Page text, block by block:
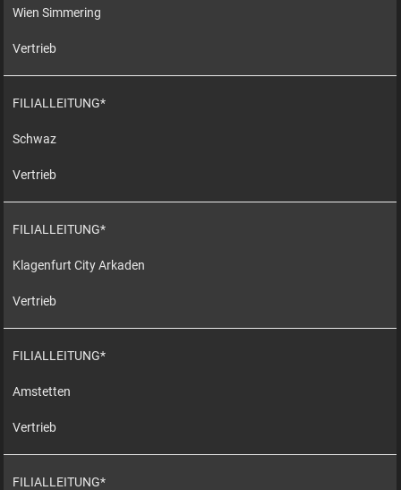
Wien Simmering
Vertrieb
FILIALLEITUNG*
Schwaz
Vertrieb
FILIALLEITUNG*
Klagenfurt City Arkaden
Vertrieb
FILIALLEITUNG*
Amstetten
Vertrieb
FILIALLEITUNG*